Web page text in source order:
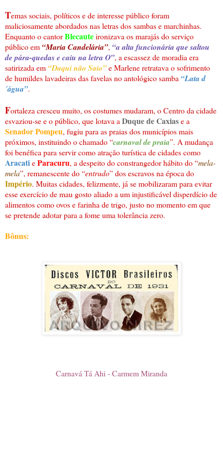
Temas sociais, políticos e de interesse público foram
maliciosamente abordados nas letras dos sambas e marchinhas.
Enquanto o cantorBlecauteironizava os marajás do serviço
público em“Maria Candelária”, “a alta funcionária que saltou
de pára-quedas e caiu na letra O”, a escassez de moradia era
satirizada em “Daqui não Saio”e Marlene retratava o sofrimento
de humildes lavadeiras das favelas no antológico samba “Lata d
´água”.
Fortaleza cresceu muito, os costumes mudaram, o Centro da cidade
esvaziou-se e o público, que lotava aDuque de Caxiase a
Senador Pompeu, fugiu para as praias dos municípios mais
próximos, instituindo o chamado “carnaval de praia”. A mudança
foi benéfica para servir como atração turística de cidades como
AracatieParacuru, a despeito do constrangedor hábito do “mela-
mela”, remanescente do “entrudo” dos escravos na época do
Império. Muitas cidades, felizmente, já se mobilizaram para evitar
esse exercício de mau gosto aliado a um injustificável disperdício de
alimentos como ovos e farinha de trigo, justo no momento em que
se pretende adotar para a fome uma tolerância zero.
Bônus:
Carnavá Tá Ahi - Carmem Miranda